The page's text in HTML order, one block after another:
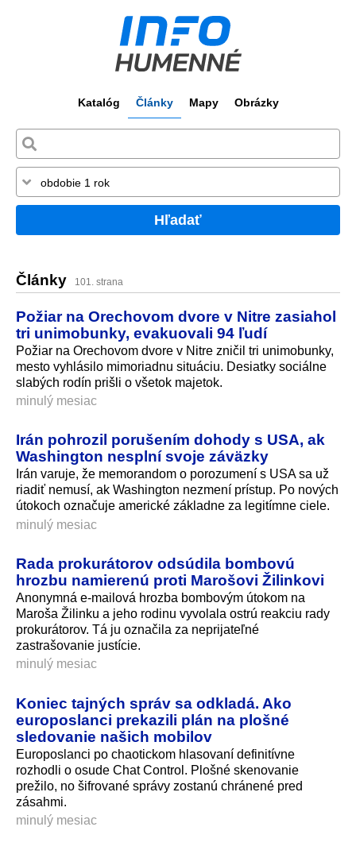
Katalóg Články Mapy Obrázky
Hľadať
Články 101. strana
Požiar na Orechovom dvore v Nitre zasiahol
tri unimobunky, evakuovali 94 ľudí
Požiar na Orechovom dvore v Nitre zničil tri unimobunky,
mesto vyhlásilo mimoriadnu situáciu. Desiatky sociálne
slabých rodín prišli o všetok majetok.
minulý mesiac
Irán pohrozil porušením dohody s USA, ak
Washington nesplní svoje záväzky
Irán varuje, že memorandom o porozumení s USA sa už
riadiť nemusí, ak Washington nezmení prístup. Po nových
útokoch označuje americké základne za legitímne ciele.
minulý mesiac
Rada prokurátorov odsúdila bombovú
hrozbu namierenú proti Marošovi Žilinkovi
Anonymná e-mailová hrozba bombovým útokom na
Maroša Žilinku a jeho rodinu vyvolala ostrú reakciu rady
prokurátorov. Tá ju označila za neprijateľné
zastrašovanie justície.
minulý mesiac
Koniec tajných správ sa odkladá. Ako
europoslanci prekazili plán na plošné
sledovanie našich mobilov
Europoslanci po chaotickom hlasovaní definitívne
rozhodli o osude Chat Control. Plošné skenovanie
prežilo, no šifrované správy zostanú chránené pred
zásahmi.
minulý mesiac